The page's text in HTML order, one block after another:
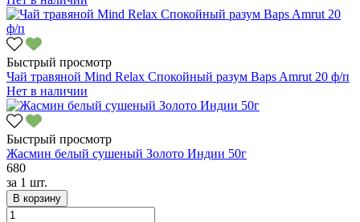
Быстрый просмотр
Чай травяной Mind Relax Спокойный разум Baps Amrut 20 ф/п
Нет в наличии
Быстрый просмотр
Жасмин белый сушеный Золото Индии 50г
680
за 1 шт.
В корзину